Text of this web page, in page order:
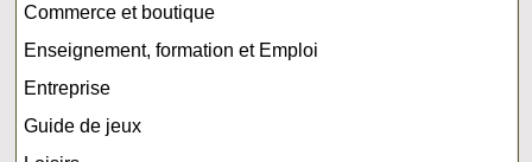
Commerce et boutique
Enseignement, formation et Emploi
Entreprise
Guide de jeux